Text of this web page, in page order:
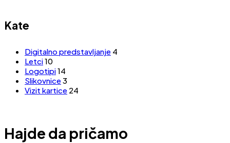
Kate
Digitalno predstavljanje 4
Letci10
Logotipi14
Slikovnice3
Vizit kartice 24
Hajde da pričamo